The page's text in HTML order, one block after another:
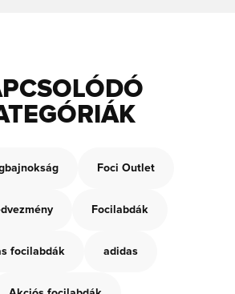
Foci Outlet
Focilabdák
focilabdák adidas